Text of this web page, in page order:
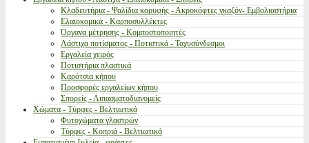
Κλαδευτήρια - Ψαλίδια κορυφής - Ακροκόφτες γκαζόν- Εμβολιαστήρια
Ελαιοκομικά - Καρποσυλλέκτες
Όργανα μέτρησης - Κομποστοποιητές
Λάστιχα ποτίσματος - Ποτιστικά - Ταχυσύνδεσμοι
Εργαλεία χειρός
Ποτιστήρια πλαστικά
Καρότσια κήπου
Προσφορές εργαλείων κήπου
Σπορείς - Λιπασματοδιανομείς
Χώματα - Τύρφες - Βελτιωτικά
Φυτοχώματα γλαστρών
Τύρφες - Κοπριά - Βελτιωτικά